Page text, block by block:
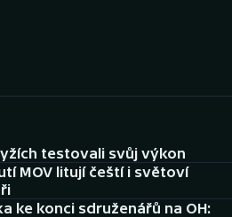
testovali svůj výkon
MOV litují čeští i světoví
ke konci sdruženářů na OH: